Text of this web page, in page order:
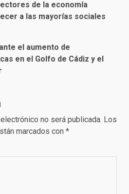
de la economía
a las mayorías sociales
el aumento de
en el Golfo de Cádiz y el
no será publicada. Los
marcados con *